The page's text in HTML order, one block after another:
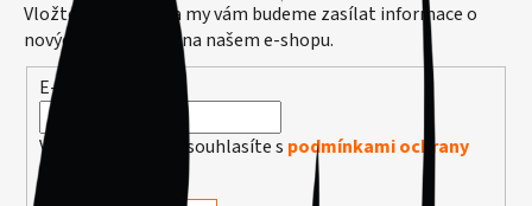
Vložte svůj e-mail a my vám budeme zasílat informace o
nových produktech na našem e-shopu.
E-mail
Vložením e-mailu souhlasíte s podmínkami ochrany
osobních údajů